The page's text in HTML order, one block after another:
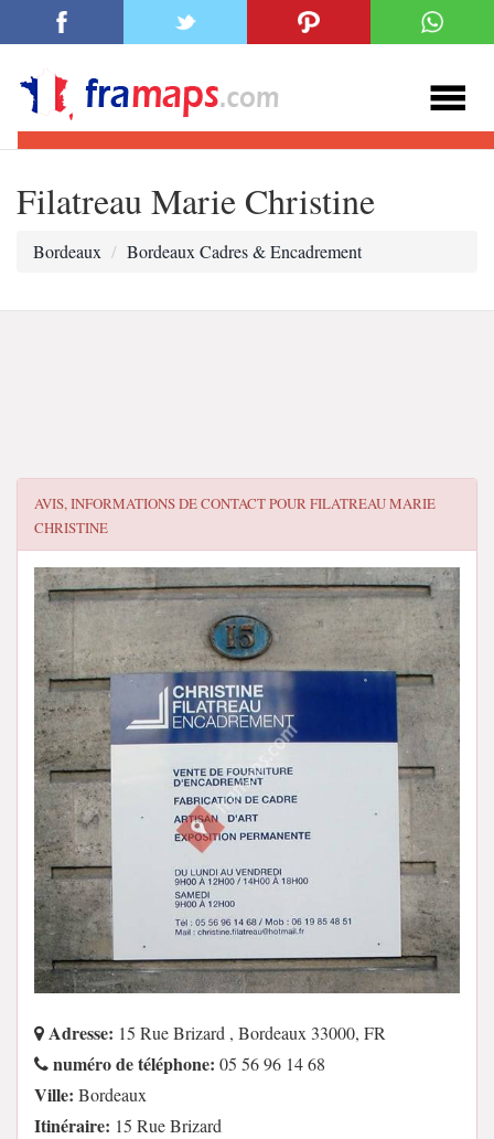
Filatreau Marie Christine
Bordeaux Bordeaux Cadres & Encadrement
AVIS, INFORMATIONS DE CONTACT POURFILATREAU MARIE
CHRISTINE
Adresse: 15 Rue Brizard , Bordeaux 33000, FR
numéro de téléphone: 05 56 96 14 68
Ville: Bordeaux
Itinéraire: 15 Rue Brizard